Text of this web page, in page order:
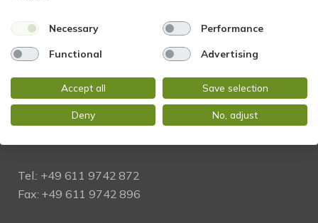
KONTAKT
STADTBLICK Immobilien
Glockengasse 2
Tel.: +49 611 9742 872
Fax: +49 611 9742 896
Necessary Performance
Functional Advertising
Accept all Save selection
Deny No, adjust